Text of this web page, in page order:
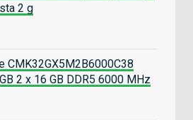
2 g
CMK32GX5M2B6000C38
2 x 16 GB DDR5 6000 MHz